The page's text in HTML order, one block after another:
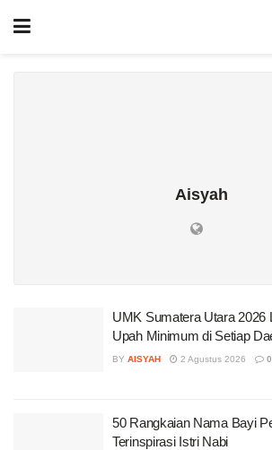
Aisyah
UMK Sumatera Utara 2026
Upah Minimum di Setiap
BY AISYAH 2 Agustus 2026 0
50 Rangkaian Nama Bayi
Terinspirasi Istri Nabi